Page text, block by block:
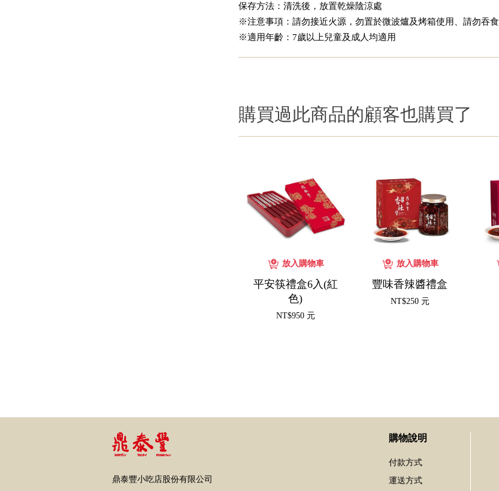
保存方法：清洗後，放置乾燥陰涼處
※注意事項：請勿接近火源，勿置於微波爐及烤箱使用、請勿吞食
※適用年齡：7歲以上兒童及成人均適用
購買過此商品的顧客也購買了
平安筷禮盒6入(紅
色)
NT$950 元
豐味香辣醬禮盒
NT$250 元
購物說明
付款方式
運送方式
鼎泰豐小吃店股份有限公司